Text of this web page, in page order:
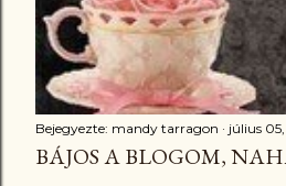
Bejegyezte: mandy tarragon július
BÁJOS A BLOGOM,